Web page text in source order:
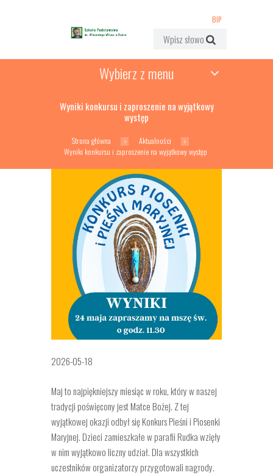
BIP
Wybierz z menu
Wyniki konkursu i zaproszenie na wyjątkowy
występ
Strona główna
Aktualności
Wyniki konkursu i zaproszenie na wyjątkowy występ
2026-05-18
Maj to najpiękniejszy miesiąc w roku, który w naszej
tradycji poświęcony jest Matce Bożej. Z tej
wyjątkowej okazji odbył się Konkurs Pieśni i Piosenki
Maryjnej. Dzieci zamieszkałe w parafii Rudka wzięły
w nimwyjątkowo liczny udział. Dla wszystkich
uczestników organizatorzy przygotowali nagrody.